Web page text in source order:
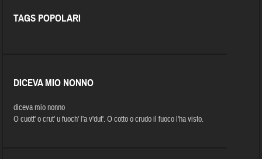
TAGS POPOLARI
DICEVA MIO NONNO
diceva mio nonno
O cuott' o crut' u fuoch' l'a v'dut'. O cotto o crudo il fuoco l'ha visto.